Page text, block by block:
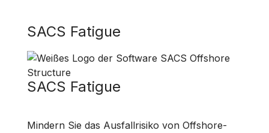
SACS Fatigue
SACS Fatigue
Mindern Sie das Ausfallrisiko von Offshore-